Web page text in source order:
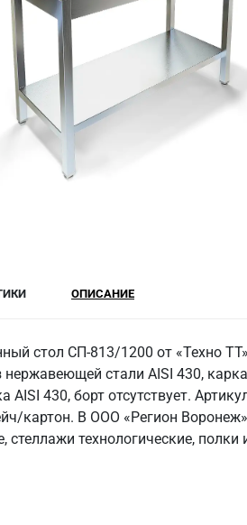
ОПИСАНИЕ
стол СП-813/1200 от «Техно
стали AISI 430,
AISI 430, борт отсутствует.
картон. В ООО «Регион
стеллажи технологические, полки